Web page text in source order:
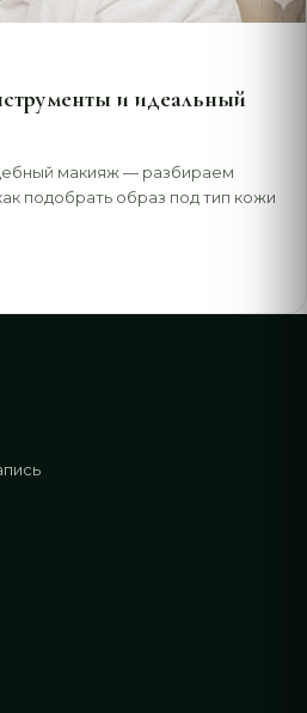
и идеальный
макияж — разбираем
подобрать образ под тип кожи